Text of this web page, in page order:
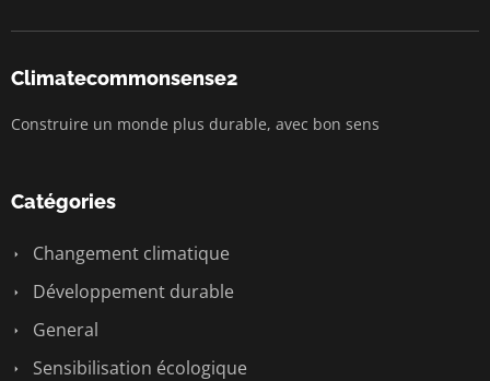
Climatecommonsense2
Construire un monde plus durable, avec bon sens
Catégories
Changement climatique
Développement durable
General
Sensibilisation écologique